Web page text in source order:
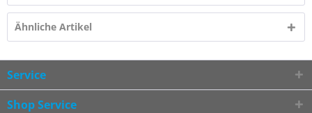
Ähnliche Artikel
Service
Shop Service